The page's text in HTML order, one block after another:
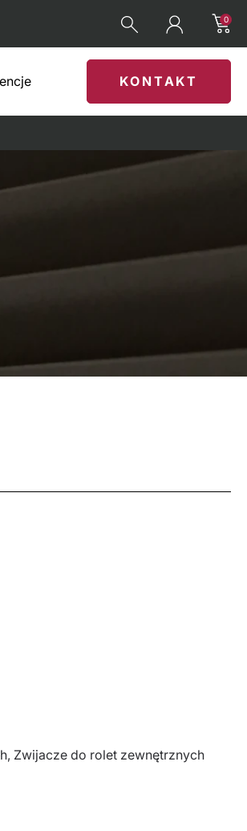
0
KONTAKT
, Zwijacze do rolet zewnętrznych